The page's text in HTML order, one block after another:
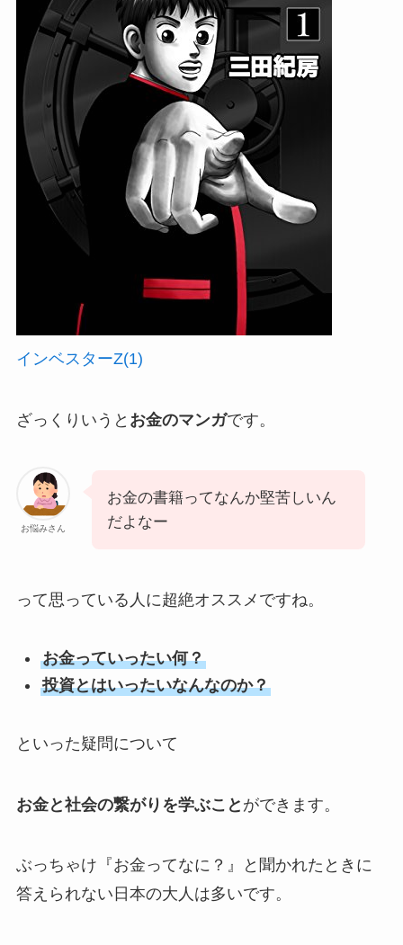
インベスターZ(1)
ざっくりいうと お金のマンガです。
お悩みさん
お金の書籍ってなんか堅苦しいん
だよなー
って思っている人に超絶オススメですね。
お金っていったい何？
投資とはいったいなんなのか？
といった疑問について
お金と社会の繋がりを学ぶこと ができます。
ぶっちゃけ『お金ってなに？』と聞かれたときに
答えられない日本の大人は多いです。